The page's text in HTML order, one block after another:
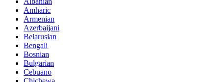
Amharic
Armenian
Azerbaijani
Belarusian
Bengali
Bosnian
Bulgarian
Cebuano